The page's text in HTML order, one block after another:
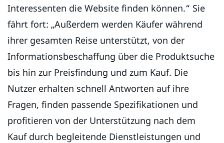
Interessenten die Website finden können.“ Sie
fährt fort: „Außerdem werden Käufer während
ihrer gesamten Reise unterstützt, von der
Informationsbeschaffung über die Produktsuche
bis hin zur Preisfindung und zum Kauf. Die
Nutzer erhalten schnell Antworten auf ihre
Fragen, finden passende Spezifikationen und
profitieren von der Unterstützung nach dem
Kauf durch begleitende Dienstleistungen und